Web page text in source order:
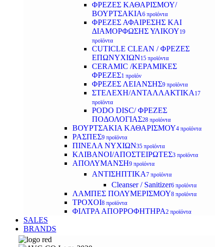
ΦΡΕΖΕΣ ΚΑΘΑΡΙΣΜΟΥ/
ΒΟΥΡΤΣΑΚΙΑ6 προϊόντα
ΦΡΕΖΕΣ ΑΦΑΙΡΕΣΗΣ ΚΑΙ
ΔΙΑΜΟΡΦΩΣΗΣ ΥΛΙΚΟΥ19
προϊόντα
CUTICLE CLEAN / ΦΡΕΖΕΣ
ΕΠΩΝΥΧΙΩΝ15 προϊόντα
CERAMIC /ΚΕΡΑΜΙΚΕΣ
ΦΡΕΖΕΣ1 προϊόν
ΦΡΕΖΕΣ ΛΕΙΑΝΣΗΣ9 προϊόντα
ΣΤΕΛΕΧΗ/ΑΝΤΑΛΛΑΚΤΙΚΑ 17
προϊόντα
PODO DISC/ ΦΡΕΖΕΣ
ΠΟΔΟΛΟΓΙΑΣ28 προϊόντα
ΒΟΥΡΤΣΑΚΙΑ ΚΑΘΑΡΙΣΜΟΥ4 προϊόντα
ΡΑΣΠΕΣ9 προϊόντα
ΠΙΝΕΛΑ ΝΥΧΙΩΝ35 προϊόντα
ΚΛΙΒΑΝΟΙ/ΑΠΟΣΤΕΙΡΩΤΕΣ3 προϊόντα
ΑΠΟΛΥΜΑΝΣΗ9 προϊόντα
ΑΝΤΙΣΗΠΤΙΚΑ7 προϊόντα
Cleanser / Sanitizer6 προϊόντα
ΛΑΜΠΕΣ ΠΟΛΥΜΕΡΙΣΜΟΥ8 προϊόντα
ΤΡΟΧΟΙ8 προϊόντα
ΦΙΛΤΡΑ ΑΠΟΡΡΟΦΗΤΗΡΑ2 προϊόντα
SALES
BRANDS